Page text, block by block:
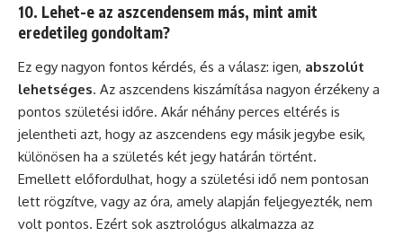
10. Lehet-e az aszcendensem más, mint amit
eredetileg gondoltam?
Ez egy nagyon fontos kérdés, és a válasz: igen, abszolút
lehetséges. Az aszcendens kiszámítása nagyon érzékeny a
pontos születési időre. Akár néhány perces eltérés is
jelentheti azt, hogy az aszcendens egy másik jegybe esik,
különösen ha a születés két jegy határán történt.
Emellett előfordulhat, hogy a születési idő nem pontosan
lett rögzítve, vagy az óra, amely alapján feljegyezték, nem
volt pontos. Ezért sok asztrológus alkalmazza az